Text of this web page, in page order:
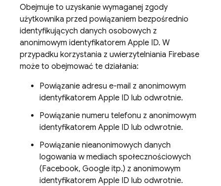
Obejmuje to uzyskanie wymaganej zgody
użytkownika przed powiązaniem bezpośrednio
identyfikujących danych osobowych z
anonimowym identyfikatorem Apple ID. W
przypadku korzystania z uwierzytelniania Firebase
może to obejmować te działania:
Powiązanie adresu e-mail z anonimowym
identyfikatorem Apple ID lub odwrotnie.
Powiązanie numeru telefonu z anonimowym
identyfikatorem Apple ID lub odwrotnie.
Powiązanie nieanonimowych danych
logowania w mediach społecznościowych
(Facebook, Google itp.) z anonimowym
identyfikatorem Apple ID lub odwrotnie.